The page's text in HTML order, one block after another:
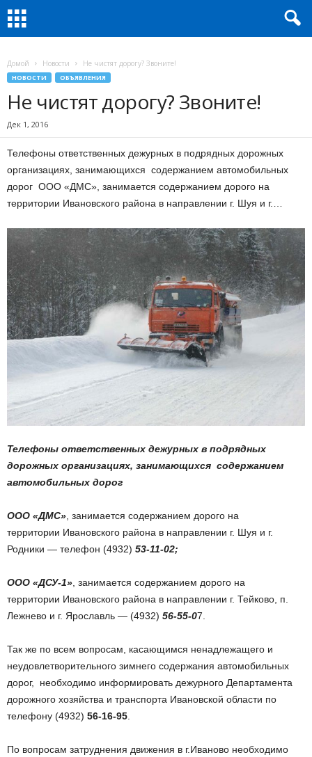
Домой Новости Не чистят дорогу? Звоните!
НОВОСТИ ОБЪЯВЛЕНИЯ
Не чистят дорогу? Звоните!
Дек 1, 2016
Телефоны ответственных дежурных в подрядных дорожных
организациях, занимающихся содержанием автомобильных
дорог ООО «ДМС», занимается содержанием дорого на
территории Ивановского района в направлении г. Шуя и г.…
Телефоны ответственных дежурных в подрядных
дорожных организациях, занимающихся содержанием
автомобильных дорог
ООО «ДМС», занимается содержанием дорого на
территории Ивановского района в направлении г. Шуя и г.
Родники — телефон (4932) 53-11-02;
ООО «ДСУ-1», занимается содержанием дорого на
территории Ивановского района в направлении г. Тейково, п.
Лежнево и г. Ярославль — (4932) 56-55-07.
Так же по всем вопросам, касающимся ненадлежащего и
неудовлетворительного зимнего содержания автомобильных
дорог, необходимо информировать дежурного Департамента
дорожного хозяйства и транспорта Ивановской области по
телефону (4932) 56-16-95.
По вопросам затруднения движения в г.Иваново необходимо